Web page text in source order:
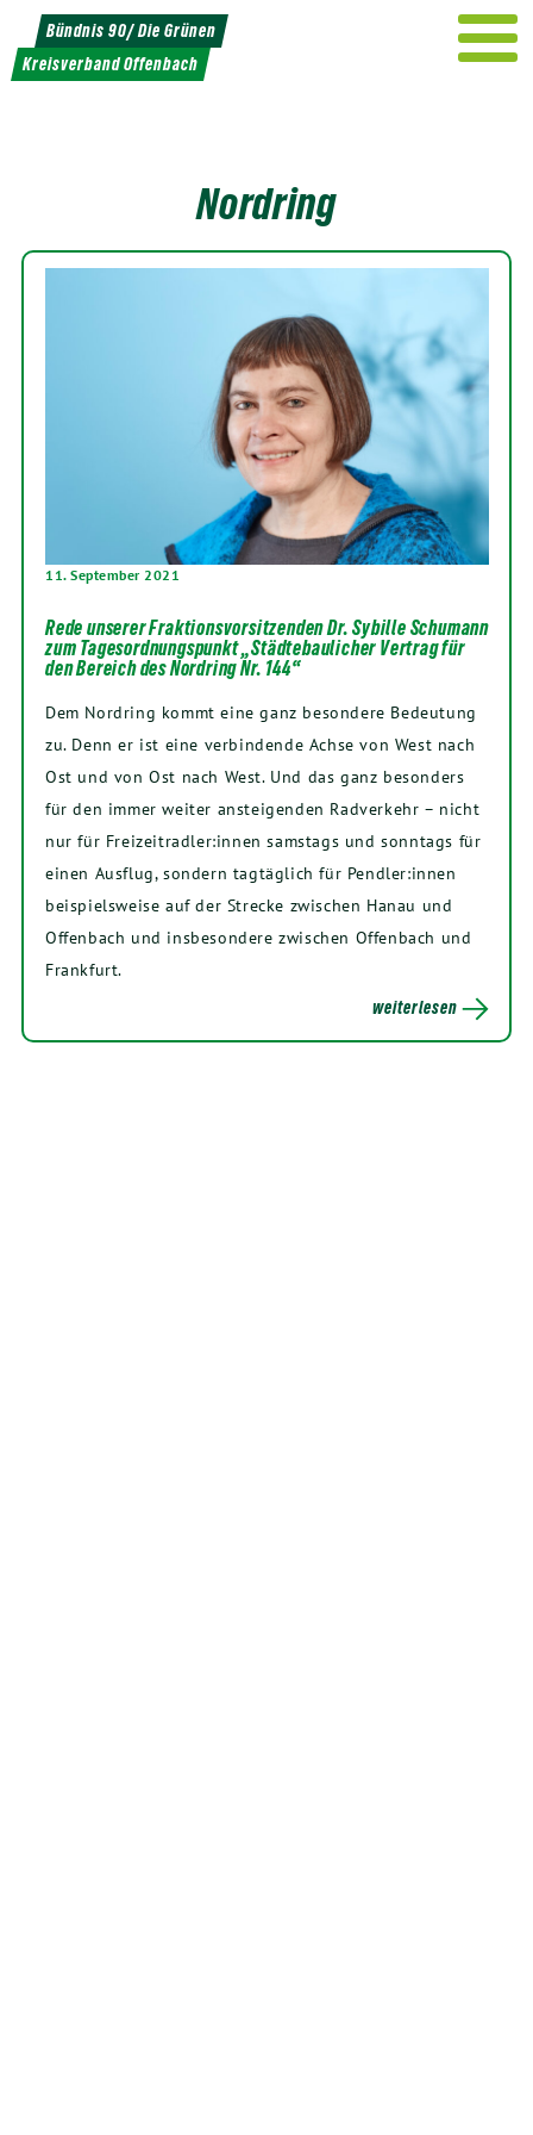
Weiter
zum
Inhalt
Bündnis 90/ Die Grünen
Kreisverband Offenbach
Nordring
11. September 2021
Rede unserer Fraktionsvorsitzenden Dr. Sybille Schumann
zum Tagesordnungspunkt „Städtebaulicher Vertrag für
den Bereich des Nordring Nr. 144“
Dem Nordring kommt eine ganz besondere Bedeutung
zu. Denn er ist eine verbindende Achse von West nach
Ost und von Ost nach West. Und das ganz besonders
für den immer weiter ansteigenden Radverkehr – nicht
nur für Freizeitradler:innen samstags und sonntags für
einen Ausflug, sondern tagtäglich für Pendler:innen
beispielsweise auf der Strecke zwischen Hanau und
Offenbach und insbesondere zwischen Offenbach und
Frankfurt.
weiterlesen